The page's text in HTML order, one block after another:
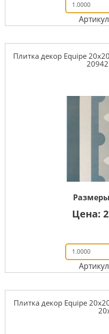
Плитка декор Equipe
Цена:
Плитка декор Equipe